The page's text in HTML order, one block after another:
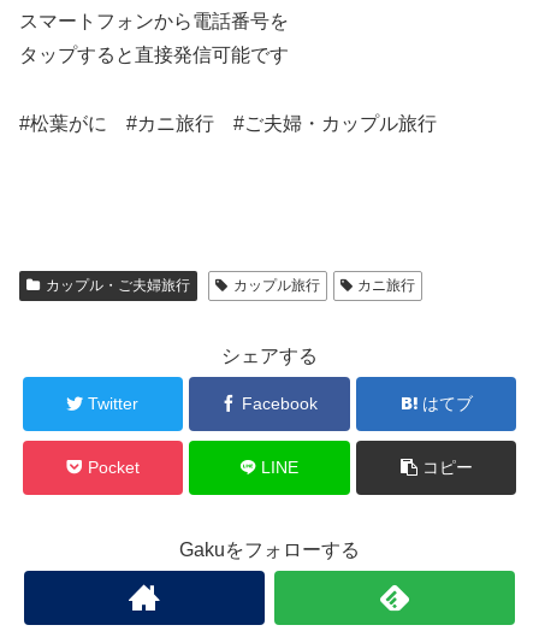
スマートフォンから電話番号を
タップすると直接発信可能です
#松葉がに #カニ旅行 #ご夫婦・カップル旅行
カップル・ご夫婦旅行 カップル旅行 カニ旅行
シェアする
Twitter Facebook はてブ
Pocket LINE コピー
Gakuをフォローする